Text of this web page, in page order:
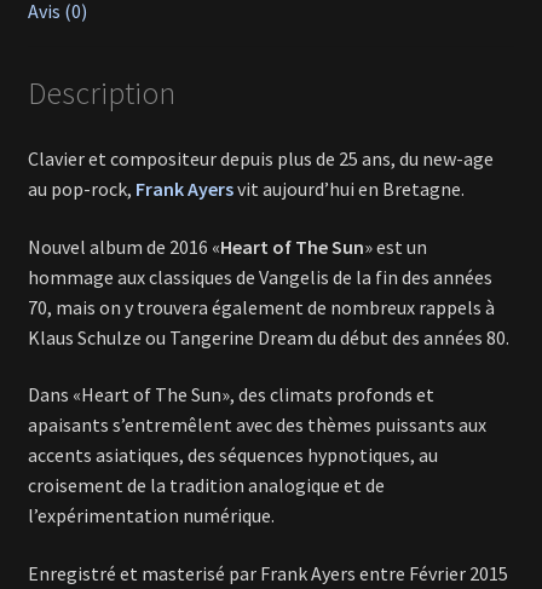
Avis (0)
Description
Clavier et compositeur depuis plus de 25 ans, du new-age
au pop-rock, Frank Ayersvit aujourd’hui en Bretagne.
Nouvel album de 2016 «Heart of The Sun» est un
hommage aux classiques de Vangelis de la fin des années
70, mais on y trouvera également de nombreux rappels à
Klaus Schulze ou Tangerine Dream du début des années 80.
Dans «Heart of The Sun», des climats profonds et
apaisants s’entremêlent avec des thèmes puissants aux
accents asiatiques, des séquences hypnotiques, au
croisement de la tradition analogique et de
l’expérimentation numérique.
Enregistré et masterisé par Frank Ayers entre Février 2015